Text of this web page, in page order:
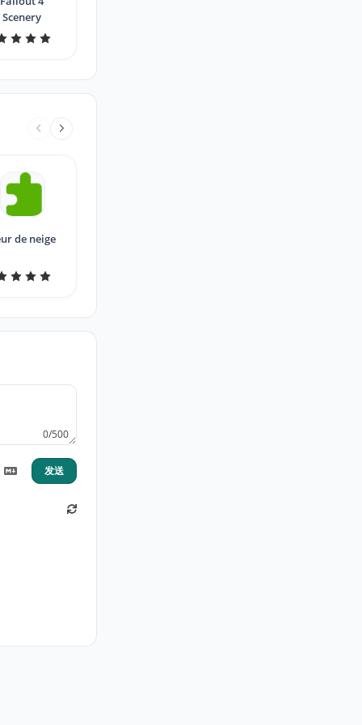
Scenery
de neige
0/500
发送